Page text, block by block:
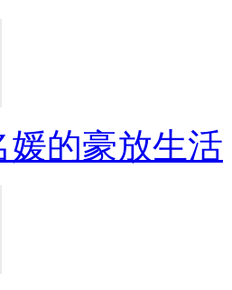
媛的豪放生活